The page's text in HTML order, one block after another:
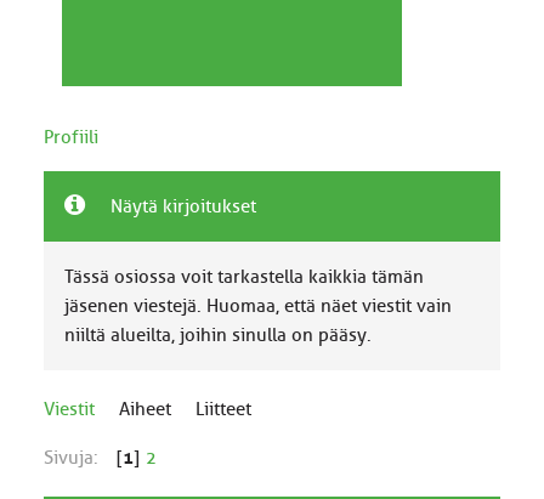
Profiili
Näytä kirjoitukset
Tässä osiossa voit tarkastella kaikkia tämän
jäsenen viestejä. Huomaa, että näet viestit vain
niiltä alueilta, joihin sinulla on pääsy.
Viestit Aiheet Liitteet
Sivuja: [1] 2